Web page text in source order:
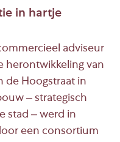
in hartje
adviseur
herontwikkeling van
de Hoogstraat in
– strategisch
stad – werd in
een consortium